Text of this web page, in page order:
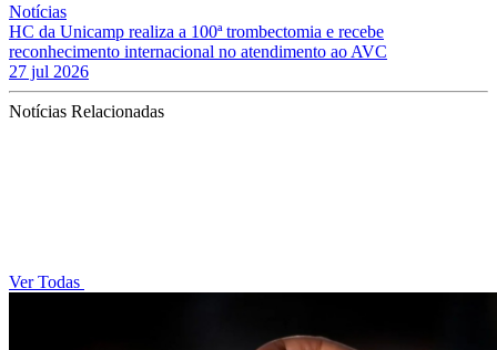
Notícias
HC da Unicamp realiza a 100ª trombectomia e recebe
reconhecimento internacional no atendimento ao AVC
27 jul 2026
Notícias Relacionadas
Ver Todas